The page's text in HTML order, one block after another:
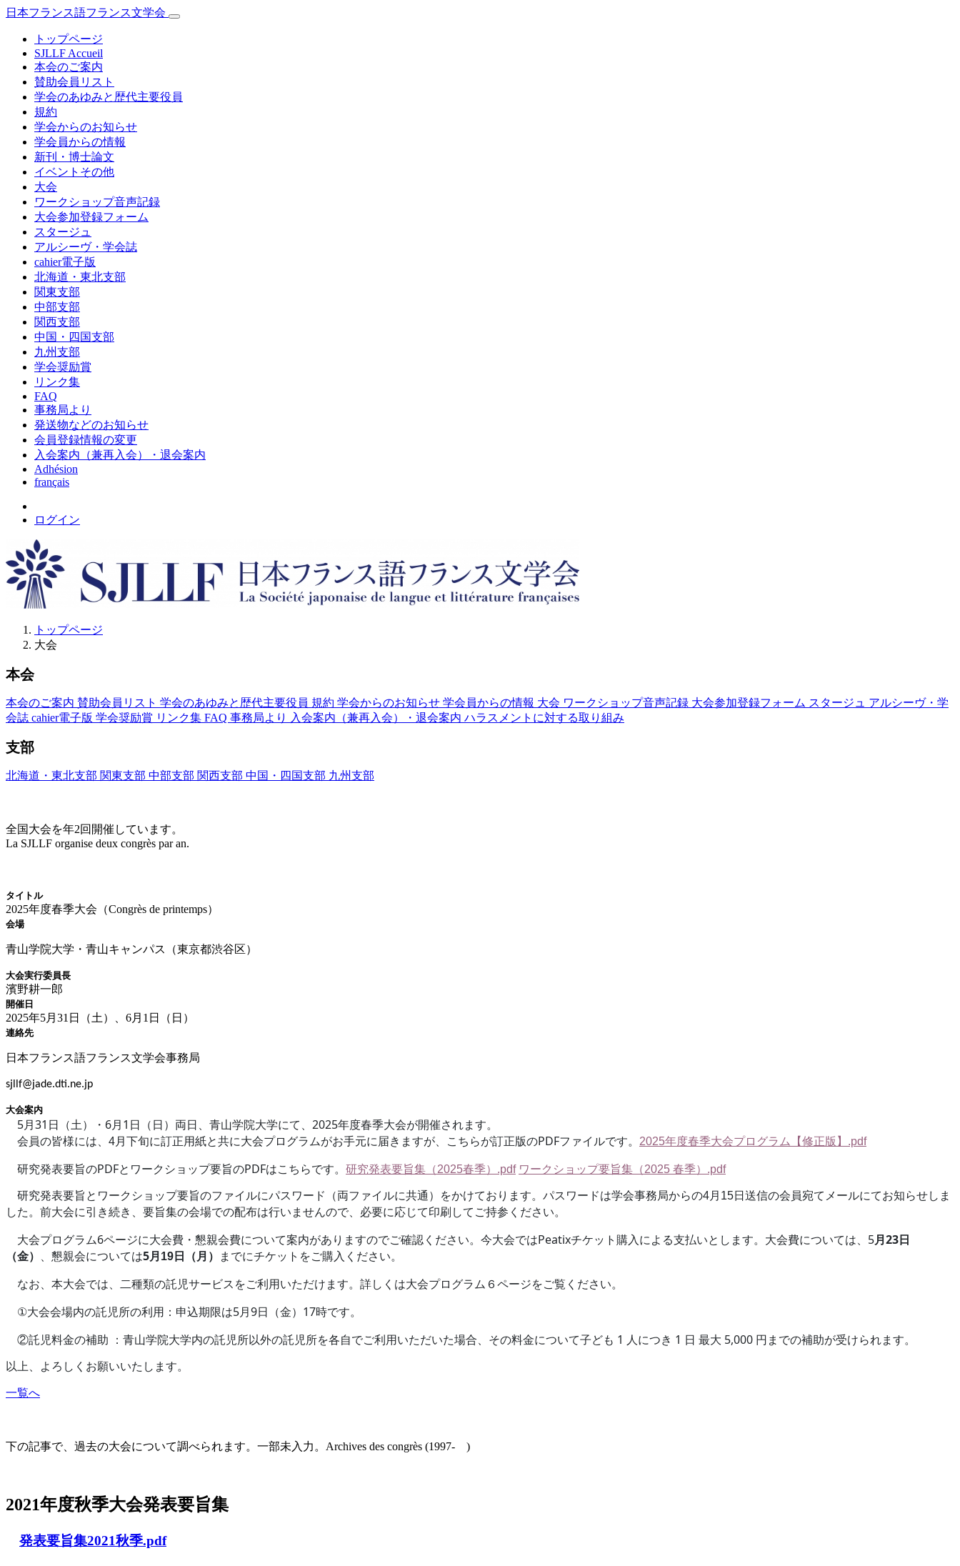
日本フランス語フランス文学会
トップページ
SJLLF Accueil
本会のご案内
賛助会員リスト
学会のあゆみと歴代主要役員
規約
学会からのお知らせ
学会員からの情報
新刊・博士論文
イベントその他
大会
ワークショップ音声記録
大会参加登録フォーム
スタージュ
アルシーヴ・学会誌
cahier電子版
北海道・東北支部
関東支部
中部支部
関西支部
中国・四国支部
九州支部
学会奨励賞
リンク集
FAQ
事務局より
発送物などのお知らせ
会員登録情報の変更
入会案内（兼再入会）・退会案内
Adhésion
français
ログイン
トップページ
大会
本会
本会のご案内 賛助会員リスト 学会のあゆみと歴代主要役員 規約 学会からのお知らせ 学会員からの情報 大会 ワークショップ音声記録 大会参加登録フォーム スタージュ アルシーヴ・学
会誌 cahier電子版 学会奨励賞 リンク集 FAQ 事務局より 入会案内（兼再入会）・退会案内 ハラスメントに対する取り組み
支部
北海道・東北支部 関東支部 中部支部 関西支部 中国・四国支部 九州支部
全国大会を年2回開催しています。
La SJLLF organise deux congrès par an.
タイトル
2025年度春季大会（Congrès de printemps）
会場
青山学院大学・青山キャンパス（東京都渋谷区）
大会実行委員長
濱野耕一郎
開催日
2025年5月31日（土）、6月1日（日）
連絡先
日本フランス語フランス文学会事務局
sjllf@jade.dti.ne.jp
大会案内
5月 31 日（土）・ 6月 1 日（日）両日、青山学院大学にて、 2025年度春季大会が開催されます。
会員の皆様には、4月下旬に訂正用紙と共に大会プログラムがお手元に届きますが、こちらが訂正版のPDFファイルです。 2025年度春季大会プログラム【修正版】.pdf
研究発表要旨のPDFとワークショップ要旨のPDFはこちらです。 研究発表要旨集（2025春季）.pdf ワークショップ要旨集（2025 春季）.pdf
研究発表要旨とワークショップ要旨のファイルにパスワード（両ファイルに共通）をかけております。パスワードは学会事務局からの4月15日送信の会員宛てメールにてお知らせしま
した 。前大会に引き続き、要旨集の会場での配布は行いませんので、必要に応じて印刷してご持参ください。
大会プログラム6ページに大会費・懇親会費について案内がありますのでご確認ください。今大会ではPeatixチケット購入による支払いとします。大会費については、 5月 23 日
（金）
、懇親会については5月19日（月） までにチケットをご購入ください。
なお、本大会では、二種類の託児サービスをご利用いただけます。詳しくは大会プログラム６ページをご覧ください。
①大会会場内の託児所の利用：申込期限は5月 9日（金） 17時です。
②託児料金の補助 ：青山学院大学内の託児所以外の託児所を各自でご利用いただいた場合、その料金について子ども 1 人につき 1 日 最大 5,000 円までの補助が受けられます。
以上、よろしくお願いいたします。
一覧へ
下の記事で、過去の大会について調べられます。一部未入力。Archives des congrès (1997- )
2021年度秋季大会発表要旨集
発表要旨集2021秋季.pdf